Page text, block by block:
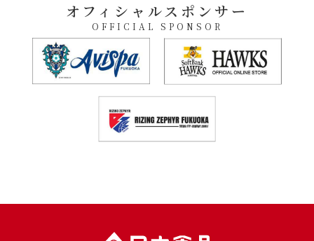
オフィシャルスポンサー
OFFICIAL SPONSOR